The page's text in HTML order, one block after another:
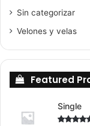
Sin categorizar
Velones y velas
Featured
Single